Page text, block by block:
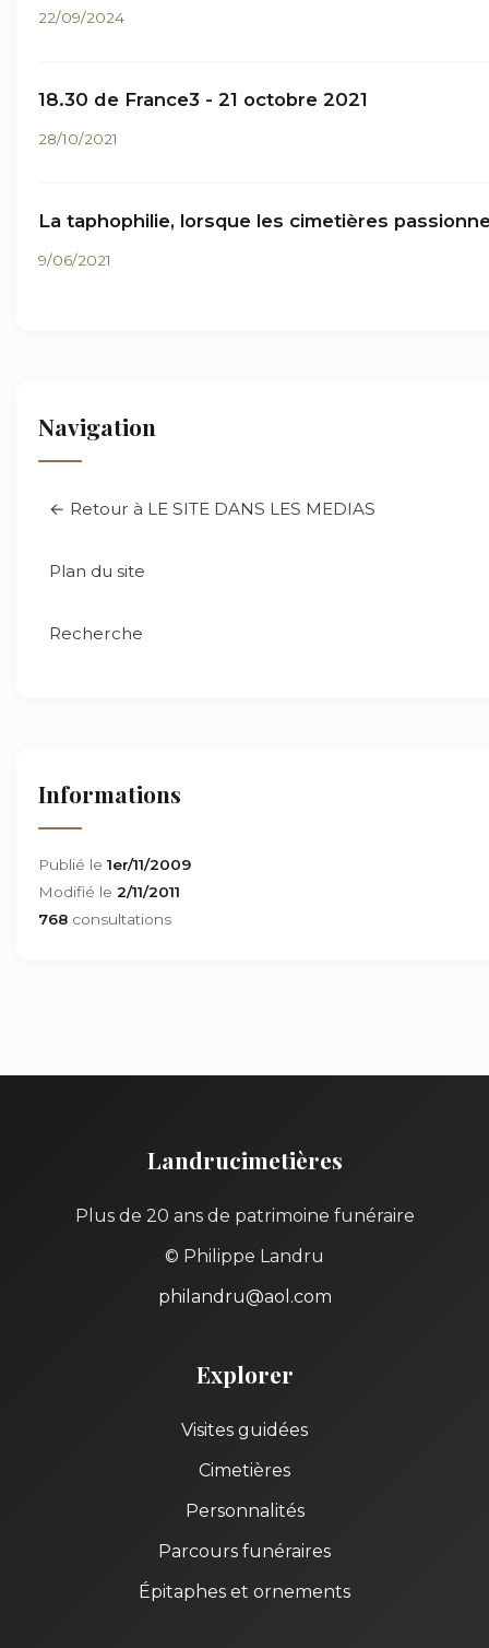
22/09/2024
18.30 de France3 - 21 octobre 2021
28/10/2021
La taphophilie, lorsque les cimetières
9/06/2021
Navigation
← Retour à LE SITE DANS LES MEDIAS
Plan du site
Recherche
Informations
Publié le 1er/11/2009
Modifié le 2/11/2011
768 consultations
Landrucimetières
Plus de 20 ans de patrimoine funéraire
© Philippe Landru
philandru@aol.com
Explorer
Visites guidées
Cimetières
Personnalités
Parcours funéraires
Épitaphes et ornements